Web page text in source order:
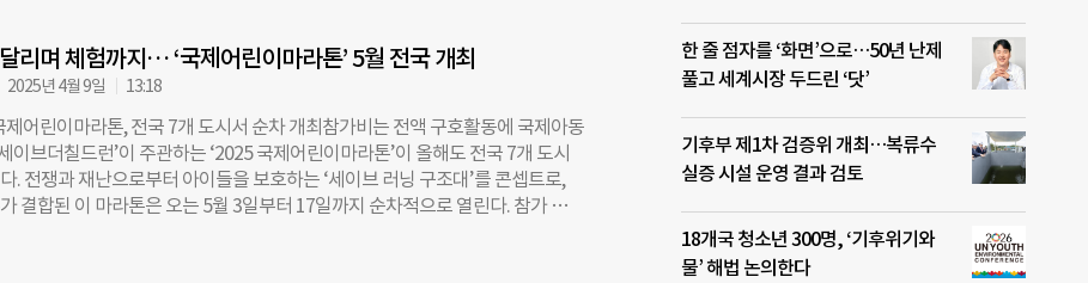
은 정치적 판단의 대상이 아니라 생명을 살리기
), 조명환 월드비전 회장의 개회사와 김진아 외교부 2차관의 축사로 시작된다.
와 패널 토론, 질의응답 순으로 진행된다. 주제발표에는 이사벨 고메즈(Isabel
월드비전 재난관리 글로벌 총괄이 ‘글로벌 인도적 위기 현황과 국제사회의 대
재광 발전대안 피다 대표가 ‘인도적 대합의 이행을 위한 대한민국 인도적 지원
발표한다. 고메즈 총괄은 “인도적 대합의는 지속 가능한 인도주의 체계 구축을
이라며 “현지화와 질 높은 지원을 통해 실현해야 한다”고 강조했다. 패널 토론은
학교 공공대학원 교수가 좌장을 맡고, 박명희 국회입법조사처 입법조사관, 한
리며 체험까지… ‘국제어린이마라톤’ 5월 전국 개최
2025년 4월 9일 13:18
제어린이마라톤, 전국 7개 도시서 순차 개최참가비는 전액 구호활동에 국제아동
이브더칠드런’이 주관하는 ‘2025 국제어린이마라톤’이 올해도 전국 7개 도시
. 전쟁과 재난으로부터 아이들을 보호하는 ‘세이브 러닝 구조대’를 콘셉트로,
결합된 이 마라톤은 오는 5월 3일부터 17일까지 순차적으로 열린다. 참가 신청
한 줄 점자를 ‘화면’으로…50년 난제
풀고 세계시장 두드린 ‘닷’
기후부 제1차 검증위 개최…복류수
실증 시설 운영 결과 검토
18개국 청소년 300명, ‘기후위기와
물’ 해법 논의한다